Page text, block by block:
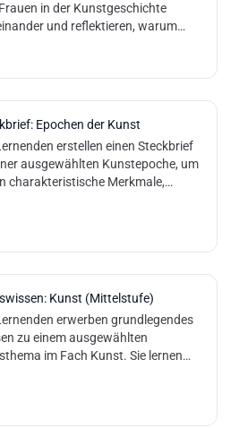
in der Kunstgeschichte
und reflektieren, warum
Epochen der Kunst
erstellen einen Steckbrief
ausgewählten Kunstepoche, um
charakteristische Merkmale,
Kunst (Mittelstufe)
erwerben grundlegendes
zu einem ausgewählten
im Fach Kunst. Sie lernen